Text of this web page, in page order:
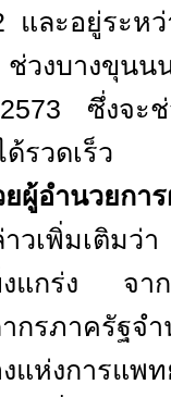
และอยู่ระห
วงบางขุนน
2573 ซึ่งจะ
งได้รวดเ
ผู้อำนวยกา
วเพิ่มเติมว่า
แกร่ง จาก
กรภาครัฐจ
แห่งการแ